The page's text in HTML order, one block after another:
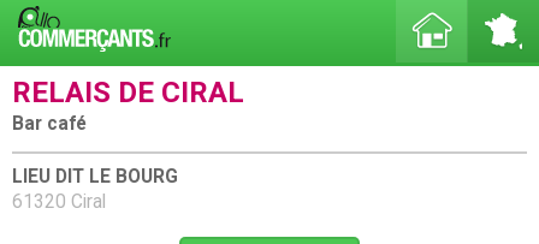
RELAIS DE CIRAL
Bar café
LIEU DIT LE BOURG
61320 Ciral